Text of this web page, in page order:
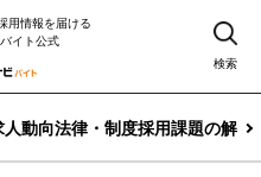
用情報を届ける
イト公式
検索
人動向法律・制度採用課題の解決